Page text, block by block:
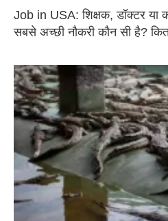
Job in USA: शिक्षक, डॉक्टर या
सबसे अच्छी नौकरी कौन सी है?